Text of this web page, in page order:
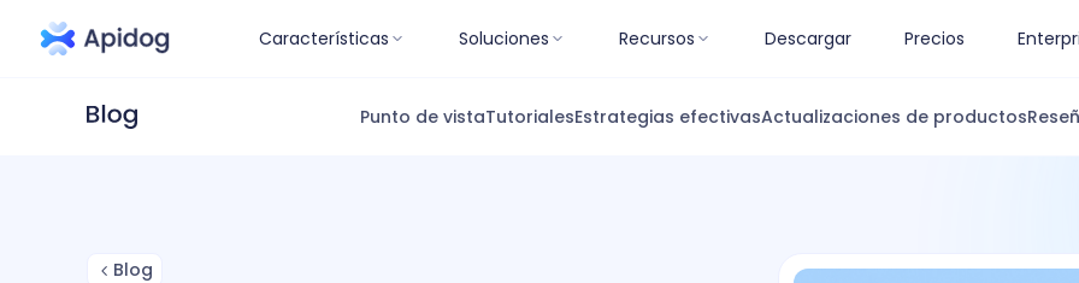
Características Soluciones Recursos Descargar Precios
Punto de vistaTutorialesEstrategias efectivasActualizaciones de productos
Blog